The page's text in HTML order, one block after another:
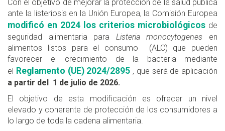
Con el objetivo de mejorar la protección de la salud pública
ante la listeriosis en la Unión Europea, la Comisión Europea
modificó en 2024 los criterios microbiológicos de
seguridad alimentaria para Listeria monocytogenes en
alimentos listos para el consumo (ALC) que pueden
favorecer el crecimiento de la bacteria mediante
el Reglamento (UE) 2024/2895 , que será de aplicación
a partir del 1 de julio de 2026.
El objetivo de esta modificación es ofrecer un nivel
elevado y coherente de protección de los consumidores a
lo largo de toda la cadena alimentaria.